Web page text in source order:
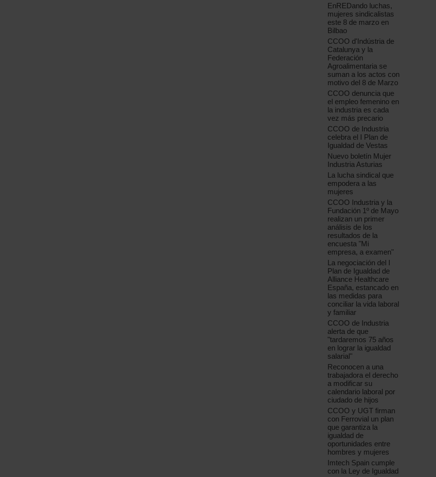
EnREDando luchas,
mujeres sindicalistas
este 8 de marzo en
Bilbao
CCOO d'Indústria de
Catalunya y la
Federación
Agroalimentaria se
suman a los actos con
motivo del 8 de Marzo
CCOO denuncia que
el empleo femenino en
la industria es cada
vez más precario
CCOO de Industria
celebra el I Plan de
Igualdad de Vestas
Nuevo boletín Mujer
Industria Asturias
La lucha sindical que
empodera a las
mujeres
CCOO Industria y la
Fundación 1º de Mayo
realizan un primer
análisis de los
resultados de la
encuesta "Mi
empresa, a examen"
La negociación del I
Plan de Igualdad de
Alliance Healthcare
España, estancado en
las medidas para
conciliar la vida laboral
y familiar
CCOO de Industria
alerta de que
"tardaremos 75 años
en lograr la igualdad
salarial"
Reconocen a una
trabajadora el derecho
a modificar su
calendario laboral por
ciudado de hijos
CCOO y UGT firman
con Ferrovial un plan
que garantiza la
igualdad de
oportunidades entre
hombres y mujeres
Imtech Spain cumple
con la Ley de Igualdad